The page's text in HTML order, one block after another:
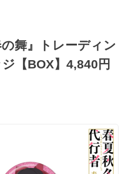
の舞』トレーディン
【BOX】4,840円